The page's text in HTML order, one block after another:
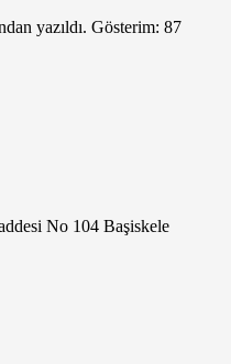
yazıldı. Gösterim: 87
No 104 Başiskele